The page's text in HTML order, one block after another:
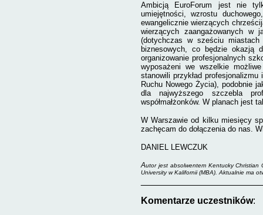
Ambicją EuroForum jest nie
umiejętności, wzrostu
ewangelicznie wierzących
wierzących zaangażowanych w
(dotychczas w sześciu miastach
biznesowych, co będzie okazją
organizowanie profesjonalnych
wyposażeni we wszelkie
stanowili przykład
Ruchu Nowego Życia), podobnie
dla najwyższego szczebla
współmałżonków. W planach jest
W Warszawie od kilku miesięcy
zachęcam do dołączenia do nas.
DANIEL LEWCZUK
Autor jest absolwentem Kentucky
University w Kalifornii (MBA). Aktualnie ma
Komentarze uczestników: